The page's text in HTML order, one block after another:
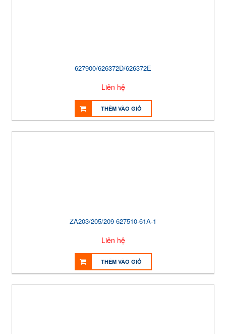
627900/626372D/626372E
Liên hệ
THÊM VÀO GIỎ
ZA203/205/209 627510-61A-1
Liên hệ
THÊM VÀO GIỎ